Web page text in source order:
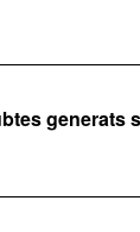
generats